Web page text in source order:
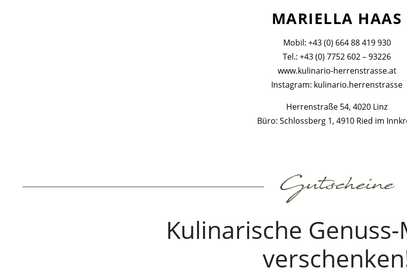
MARIELLA HAAS
Mobil: +43 (0) 664 88 419 930
Tel.: +43 (0) 7752 602 – 93226
www.kulinario-herrenstrasse.at
Instagram: kulinario.herrenstrasse
Herrenstraße 54, 4020 Linz
Büro: Schlossberg 1, 4910 Ried im
Gutscheine
Kulinarische